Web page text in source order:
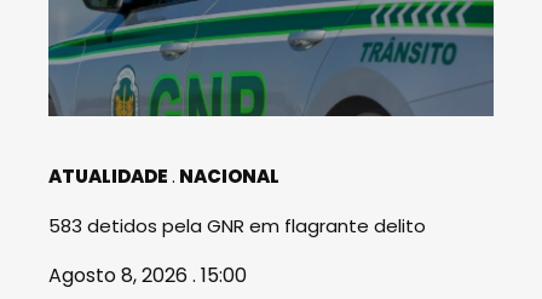
ATUALIDADE NACIONAL
583 detidos pela GNR em flagrante delito
Agosto 8, 2026 . 15:00